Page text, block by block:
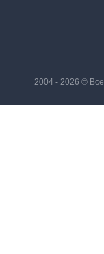
2004 - 2026 ©